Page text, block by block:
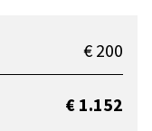
€ 200
€ 1.152